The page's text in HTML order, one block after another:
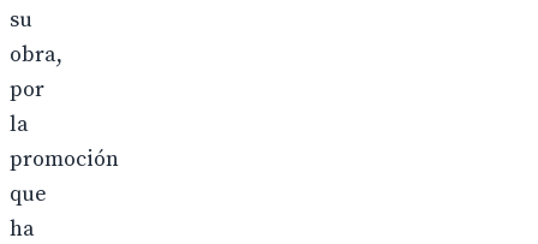
su
obra,
por
la
promoción
que
ha